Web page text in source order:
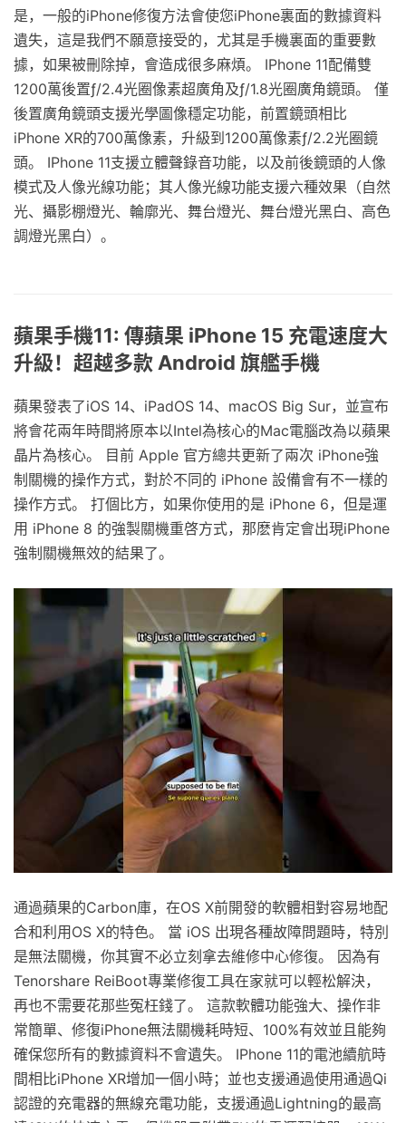
是，一般的iPhone修復方法會使您iPhone裏面的數據資料
遺失，這是我們不願意接受的，尤其是手機裏面的重要數
據，如果被刪除掉，會造成很多麻煩。 IPhone 11配備雙
1200萬後置ƒ/2.4光圈像素超廣角及ƒ/1.8光圈廣角鏡頭。 僅
後置廣角鏡頭支援光學圖像穩定功能，前置鏡頭相比
iPhone XR的700萬像素，升級到1200萬像素ƒ/2.2光圈鏡
頭。 IPhone 11支援立體聲錄音功能，以及前後鏡頭的人像
模式及人像光線功能；其人像光線功能支援六種效果（自然
光、攝影棚燈光、輪廓光、舞台燈光、舞台燈光黑白、高色
調燈光黑白）。
蘋果手機11: 傳蘋果 iPhone 15 充電速度大
升級！超越多款 Android 旗艦手機
蘋果發表了iOS 14、iPadOS 14、macOS Big Sur，並宣布
將會花兩年時間將原本以Intel為核心的Mac電腦改為以蘋果
晶片為核心。 目前 Apple 官方總共更新了兩次 iPhone強
制關機的操作方式，對於不同的 iPhone 設備會有不一樣的
操作方式。 打個比方，如果你使用的是 iPhone 6，但是運
用 iPhone 8 的強製關機重啓方式，那麽肯定會出現iPhone
強制關機無效的結果了。
通過蘋果的Carbon庫，在OS X前開發的軟體相對容易地配
合和利用OS X的特色。 當 iOS 出現各種故障問題時，特別
是無法關機，你其實不必立刻拿去維修中心修復。 因為有
Tenorshare ReiBoot專業修復工具在家就可以輕松解決，
再也不需要花那些冤枉錢了。 這款軟體功能強大、操作非
常簡單、修復iPhone無法關機耗時短、100%有效並且能夠
確保您所有的數據資料不會遺失。 IPhone 11的電池續航時
間相比iPhone XR增加一個小時；並也支援通過使用通過Qi
認證的充電器的無線充電功能，支援通過Lightning的最高